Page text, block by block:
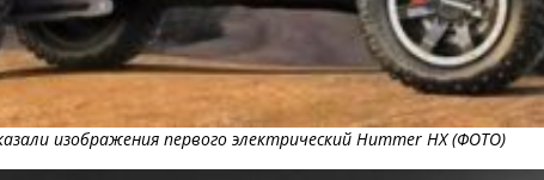
изображения первого электрический Hummer HX (ФОТО)